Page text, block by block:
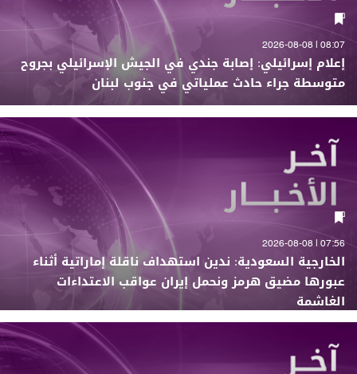
08:07 | 2026-08-08
إعلام إسرائيلي: إصابة جندي في الجيش الإسرائيلي بجروح
متوسطة جراء حادث عملياتي في جنوب لبنان
07:56 | 2026-08-08
الخارجية السعودية: ندين استهداف ناقلة إماراتية أثناء
عبورها مضيق هرمز ونحمل إيران عواقب الاعتداءات
الغاشمة